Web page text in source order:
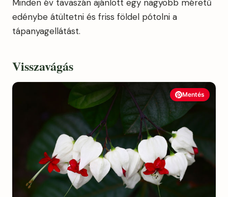
Minden év tavaszán ajánlott egy nagyobb méretű
edénybe átültetni és friss földel pótolni a
tápanyagellátást.
Visszavágás
Mentés